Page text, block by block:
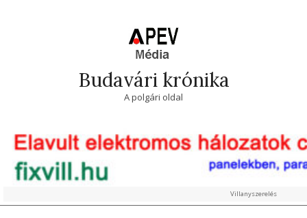
Budavári krónika
A polgári oldal
Villanyszerelés